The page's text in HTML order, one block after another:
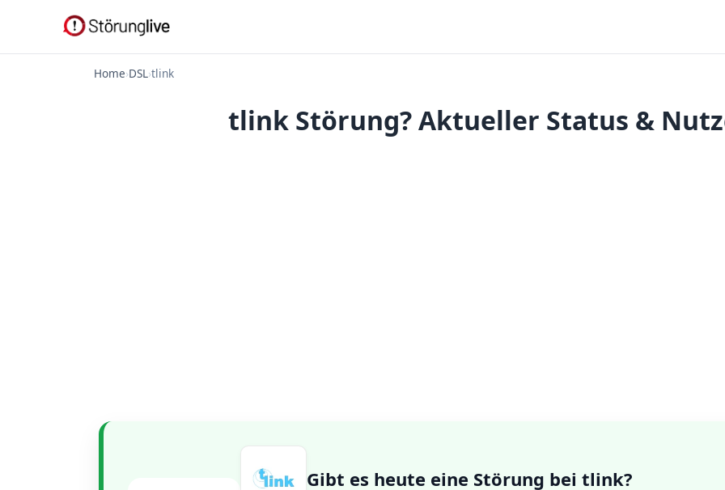
Home›DSL›tlink
tlink Störung? Aktueller Status &
Gibt es heute eine Störung bei tlink?